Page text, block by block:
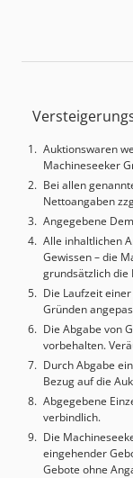
Auktionswaren
Machineseeker
Bei allen
Nettoangaben
Angegebene
Alle inhaltlichen
Gewissen – die
grundsätzlich die
Die Laufzeit
Gründen
Die Abgabe von
vorbehalten.
Durch Abgabe
Bezug auf die
Abgegebene
verbindlich.
Die
eingehender
Gebote ohne